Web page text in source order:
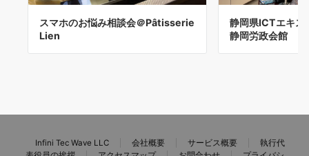
スマホのお悩み相談会＠Pâtisserie
Lien
静岡県ICTエキス
静岡労政会館
Infini Tec Wave LLC 会社概要 サービス概要
執行代